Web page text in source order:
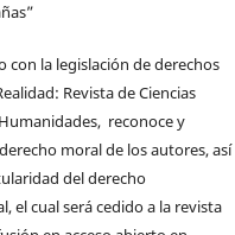
con la legislación de derechos
Revista de Ciencias
reconoce y
moral de los autores, así
del derecho
el cual será cedido a la revista